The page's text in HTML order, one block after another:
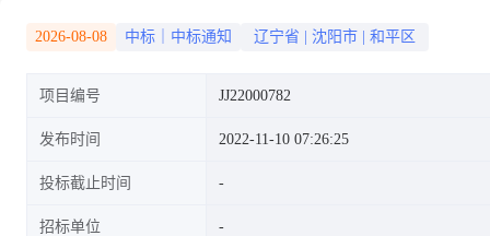
2026-08-08 中标｜中标通知 辽宁省 沈阳市 和平区
项目编号 JJ22000782
发布时间 2022-11-10 07:26:25
投标截止时间
招标单位